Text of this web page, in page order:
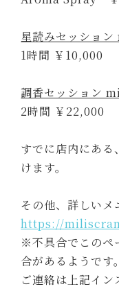
星読みセッショ
1時間 ￥10,000
調香セッション
2時間 ￥22,000
すでに店内にあ
けます。
その他、詳しいメ
https://
※不具合でこのペ
合があるようです。
ご連絡は上記イ